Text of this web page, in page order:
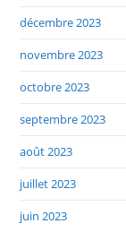
décembre 2023
novembre 2023
octobre 2023
septembre 2023
août 2023
juillet 2023
juin 2023